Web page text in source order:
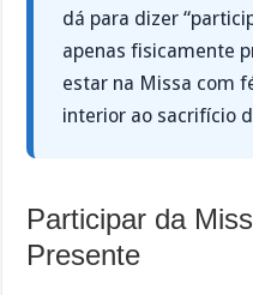
dá para dizer
apenas fisicamente
estar na Missa com
interior ao sacrifício
Participar da
Presente